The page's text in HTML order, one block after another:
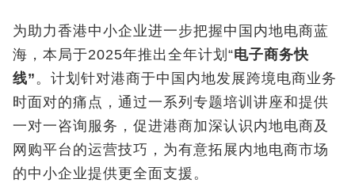
为助力香港中小企业进一步把握中国内地电商蓝
海，本局于2025年推出全年计划“电子商务快
线”。计划针对港商于中国内地发展跨境电商业务
时面对的痛点，通过一系列专题培训讲座和提供
一对一咨询服务，促进港商加深认识内地电商及
网购平台的运营技巧，为有意拓展内地电商市场
的中小企业提供更全面支援。